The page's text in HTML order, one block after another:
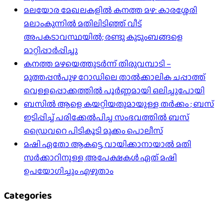
മലയോര മേഖലകളിൽ കനത്ത മഴ: കാരശ്ശേരി
മലാംകുന്നിൽ മതിലിടിഞ്ഞ് വീട്
അപകടാവസ്ഥയിൽ; രണ്ടു കുടുംബങ്ങളെ
മാറ്റിപ്പാർപ്പിച്ചു
കനത്ത മഴയെത്തുടർന്ന് തിരുവമ്പാടി –
മുത്തപ്പൻപുഴ റോഡിലെ താൽക്കാലിക ചപ്പാത്ത്
വെള്ളപ്പൊക്കത്തിൽ പൂർണ്ണമായി ഒലിച്ചുപോയി
ബസിൽ ആളെ കയറ്റിയതുമായുള്ള തർക്കം ; ബസ്
ഇടിപ്പിച്ച് പരിക്കേൽപിച്ച സംഭവത്തിൽ ബസ്
ഡ്രൈവറെ പിടികൂടി മുക്കം പൊലീസ്
മഷി ഏതോ ആകട്ടെ, വായിക്കാനായാൽ മതി​
സർക്കാറിനുള്ള അപേക്ഷകൾ ഏത് മഷി
ഉപയോഗിച്ചും എഴുതാം
Categories